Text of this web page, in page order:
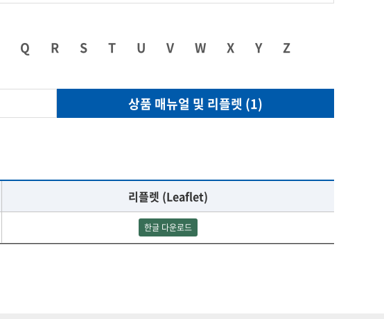
인장/압축/변이
Q R S T U V W X Y Z
상품 매뉴얼 및 리플렛 (1)
리플렛 (Leaflet)
한글 다운로드